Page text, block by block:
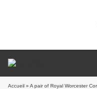
Accueil » A pair of Royal Worcester Corinthian